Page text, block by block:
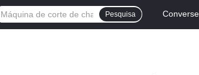
Pesquisa